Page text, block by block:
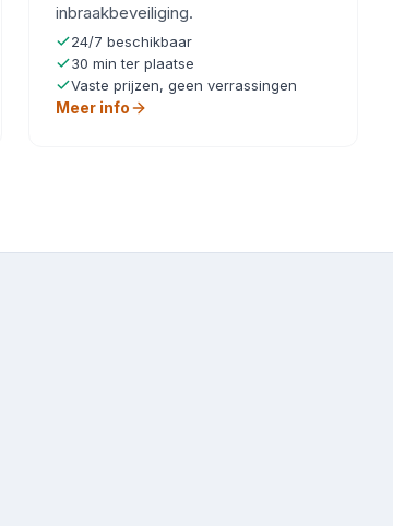
inbraakbeveiliging.
24/7 beschikbaar
30 min ter plaatse
Vaste prijzen, geen verrassingen
Meer info